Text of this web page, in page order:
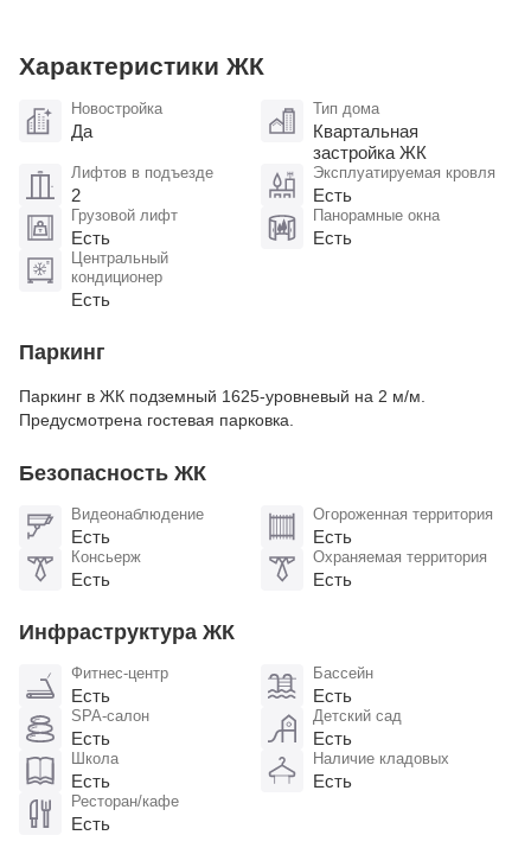
Характеристики ЖК
Новостройка
Да
Тип дома
Квартальная
застройка ЖК
Лифтов в подъезде
2
Эксплуатируемая кровля
Есть
Грузовой лифт
Есть
Панорамные окна
Есть
Центральный
кондиционер
Есть
Паркинг
Паркинг в ЖК подземный 1625-уровневый на 2 м/м.
Предусмотрена гостевая парковка.
Безопасность ЖК
Видеонаблюдение
Есть
Огороженная территория
Есть
Консьерж
Есть
Охраняемая территория
Есть
Инфраструктура ЖК
Фитнес-центр
Есть
Бассейн
Есть
SPA-салон
Есть
Детский сад
Есть
Школа
Есть
Наличие кладовых
Есть
Ресторан/кафе
Есть